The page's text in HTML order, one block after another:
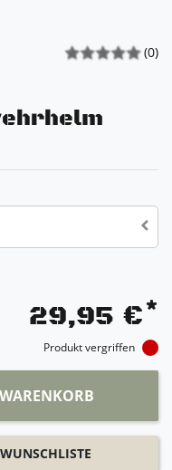
(0)
29,95 €*
Produkt vergriffen
WUNSCHLISTE